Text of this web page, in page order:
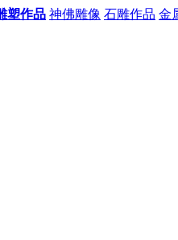
塑作品 神佛雕像 石雕作品 金